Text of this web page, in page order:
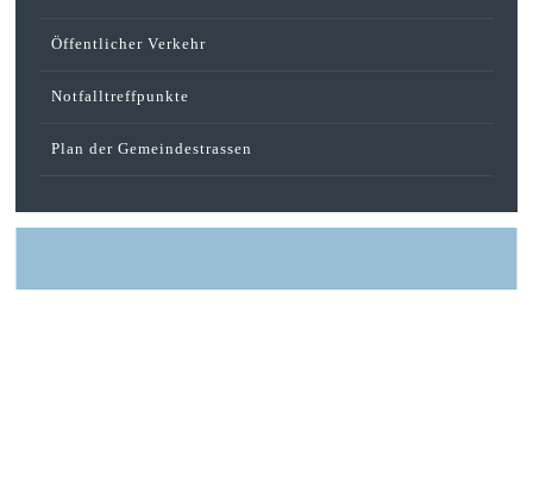
Öffentlicher Verkehr
Notfalltreffpunkte
Plan der Gemeindestrassen